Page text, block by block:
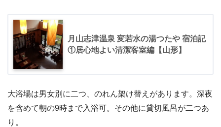
月山志津温泉 変若水の湯つたや 宿泊記
①居心地よい清潔客室編【山形】
大浴場は男女別に二つ、のれん架け替えがあります。深夜
を含めて朝の9時まで入浴可。その他に貸切風呂が二つあ
り。